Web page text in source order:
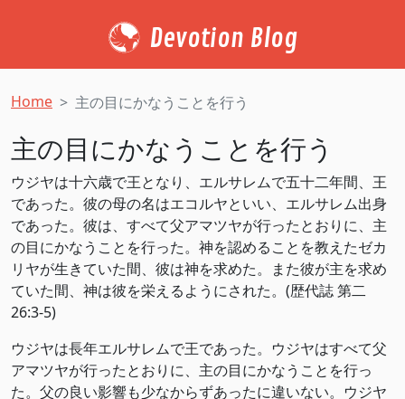
Devotion Blog
Home 主の目にかなうことを行う
主の目にかなうことを行う
ウジヤは十六歳で王となり、エルサレムで五十二年間、王
であった。彼の母の名はエコルヤといい、エルサレム出身
であった。彼は、すべて父アマツヤが行ったとおりに、主
の目にかなうことを行った。神を認めることを教えたゼカ
リヤが生きていた間、彼は神を求めた。また彼が主を求め
ていた間、神は彼を栄えるようにされた。(歴代誌 第二
26:3-5)
ウジヤは長年エルサレムで王であった。ウジヤはすべて父
アマツヤが行ったとおりに、主の目にかなうことを行っ
た。父の良い影響も少なからずあったに違いない。ウジヤ